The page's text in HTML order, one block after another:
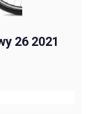
26 2021